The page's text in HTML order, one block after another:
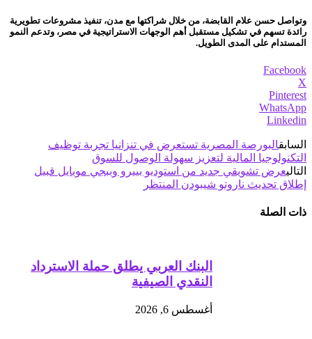
وتواصل حسن علام القابضة، من خلال شراكتها مع مدن، تنفيذ مشروعات تطويرية
رائدة تسهم في تشكيل مستقبل أهم الوجهات الاستراتيجية في مصر، وتدعم النمو
المستدام على المدى الطويل.
Facebook
X
Pinterest
WhatsApp
Linkedin
السابقالبورصة المصرية تستعرض في تنزانيا تجربة توظيف
التكنولوجيا المالية لتعزيز سهولة الوصول للسوق
التاليعرض تشويقي جديد من استوديو بييرو وببجي موبايل قبيل
إطلاق تحديث ناروتو شيبودن المنتظر
ذات الصلة
البنك العربي يطلق حملة الاسترداد
النقدي الصيفية
أغسطس 6, 2026